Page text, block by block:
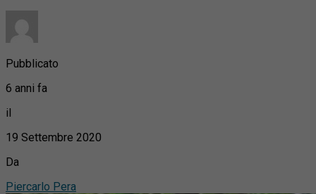
Pubblicato
6 anni fa
il
19 Settembre 2020
Da
Piercarlo Pera